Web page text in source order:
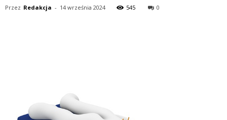
Przez Redakcja - 14 września 2024 545 0